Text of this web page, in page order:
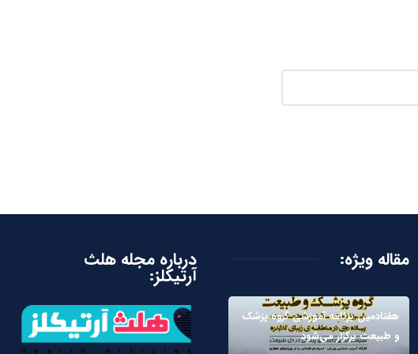
مقاله ویژه:
هفتادمین برنامه آموزشی گروه پزشک
و طبیعت برگزار می‌شود
درباره مجله هلث
آرتیکلز: